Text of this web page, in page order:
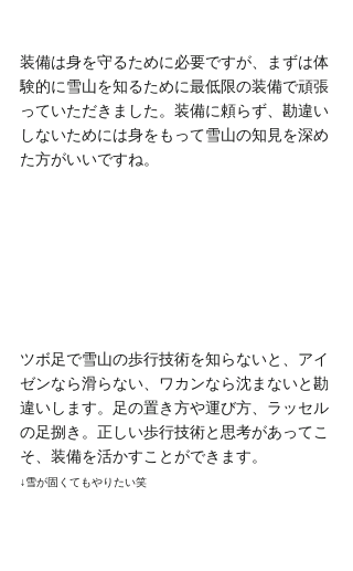
装備は身を守るために必要ですが、まずは体
験的に雪山を知るために最低限の装備で頑張
っていただきました。装備に頼らず、勘違い
しないためには身をもって雪山の知見を深め
た方がいいですね。
ツボ足で雪山の歩行技術を知らないと、アイ
ゼンなら滑らない、ワカンなら沈まないと勘
違いします。足の置き方や運び方、ラッセル
の足捌き。正しい歩行技術と思考があってこ
そ、装備を活かすことができます。
↓雪が固くてもやりたい笑